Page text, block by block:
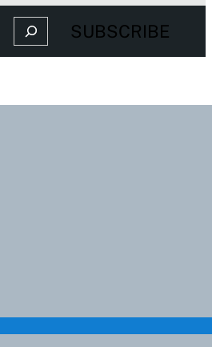
Search SUBSCRIBE